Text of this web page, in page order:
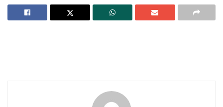
el plantel de los Halcones dejaron vestidos y
alborotados a sus contrincantes de El Pinar.
aquí tanto los de Freymex, Los Aguajes y en la